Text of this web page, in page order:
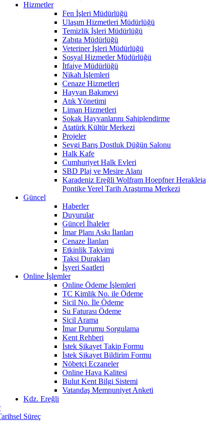
Hizmetler
Fen İşleri Müdürlüğü
Ulaşım Hizmetleri Müdürlüğü
Temizlik İşleri Müdürlüğü
Zabıta Müdürlüğü
Veteriner İşleri Müdürlüğü
Sosyal Hizmetler Müdürlüğü
İtfaiye Müdürlüğü
Nikah İşlemleri
Cenaze Hizmetleri
Hayvan Bakımevi
Atık Yönetimi
Liman Hizmetleri
Sokak Hayvanlarını Sahiplendirme
Atatürk Kültür Merkezi
Projeler
Sevgi Barış Dostluk Düğün Salonu
Halk Kafe
Cumhuriyet Halk Evleri
SBD Plaj ve Mesire Alanı
Karadeniz Ereğli Wolfram Hoepfner Herakleia
Pontike Yerel Tarih Araştırma Merkezi
Güncel
Haberler
Duyurular
Güncel İhaleler
İmar Planı Askı İlanları
Cenaze İlanları
Etkinlik Takvimi
Taksi Durakları
İşyeri Saatleri
Online İşlemler
Online Ödeme İşlemleri
TC Kimlik No. ile Ödeme
Sicil No. İle Ödeme
Su Faturası Ödeme
Sicil Arama
İmar Durumu Sorgulama
Kent Rehberi
İstek Şikayet Takip Formu
İstek Şikayet Bildirim Formu
Nöbetçi Eczaneler
Online Hava Kalitesi
Bulut Kent Bilgi Sistemi
Vatandaş Memnuniyet Anketi
Kdz. Ereğli
Süreç